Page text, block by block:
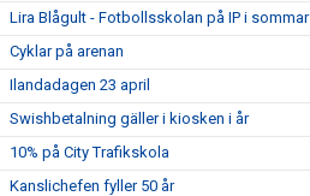
Lira Blågult - Fotbollsskolan på IP i sommar
Cyklar på arenan
Ilandadagen 23 april
Swishbetalning gäller i kiosken i år
10% på City Trafikskola
Kanslichefen fyller 50 år